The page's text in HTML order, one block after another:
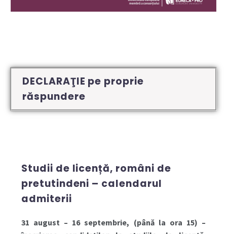
DECLARAŢIE pe proprie
răspundere
Studii de licență, români de
pretutindeni – calendarul
admiterii
31 august – 16 septembrie, (până la ora 15) –